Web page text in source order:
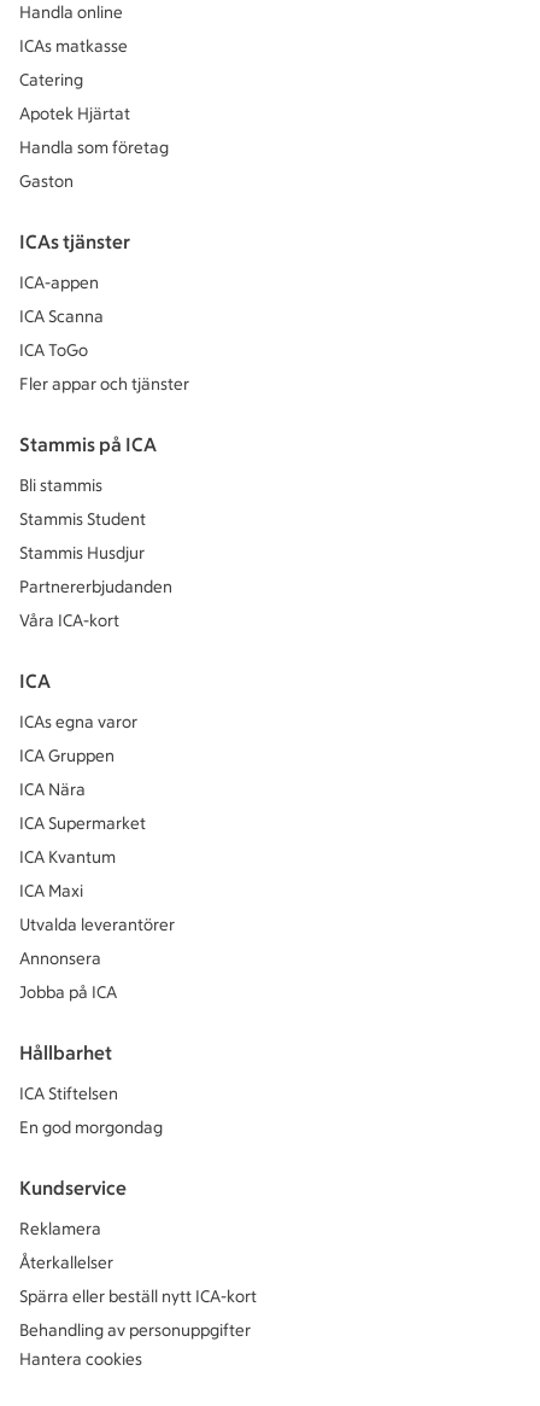
Handla online
ICAs matkasse
Catering
Apotek Hjärtat
Handla som företag
Gaston
ICAs tjänster
ICA-appen
ICA Scanna
ICA ToGo
Fler appar och tjänster
Stammis på ICA
Bli stammis
Stammis Student
Stammis Husdjur
Partnererbjudanden
Våra ICA-kort
ICA
ICAs egna varor
ICA Gruppen
ICA Nära
ICA Supermarket
ICA Kvantum
ICA Maxi
Utvalda leverantörer
Annonsera
Jobba på ICA
Hållbarhet
ICA Stiftelsen
En god morgondag
Kundservice
Reklamera
Återkallelser
Spärra eller beställ nytt ICA-kort
Behandling av personuppgifter
Hantera cookies